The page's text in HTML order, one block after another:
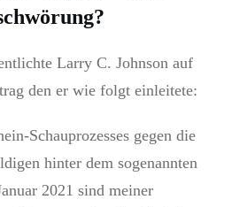
Larry C. Johnson auf
den er wie folgt einleitete:
Schauprozesses gegen die
hinter dem sogenannten
2021 sind meiner